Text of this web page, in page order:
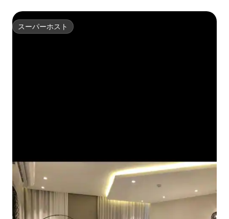
スーパーホスト
スーパーホスト